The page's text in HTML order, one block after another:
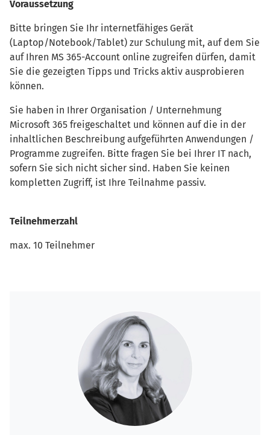
Voraussetzung
Bitte bringen Sie Ihr internetfähiges Gerät
(Laptop/Notebook/Tablet) zur Schulung mit, auf dem Sie
auf Ihren MS 365-Account online zugreifen dürfen, damit
Sie die gezeigten Tipps und Tricks aktiv ausprobieren
können.
Sie haben in Ihrer Organisation / Unternehmung
Microsoft 365 freigeschaltet und können auf die in der
inhaltlichen Beschreibung aufgeführten Anwendungen /
Programme zugreifen. Bitte fragen Sie bei Ihrer IT nach,
sofern Sie sich nicht sicher sind. Haben Sie keinen
kompletten Zugriff, ist Ihre Teilnahme passiv.
Teilnehmerzahl
max. 10 Teilnehmer